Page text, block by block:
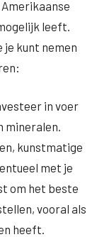
leeft.
je kunt nemen
in voer
mineralen.
kunstmatige
met je
om het beste
vooral als
heeft.